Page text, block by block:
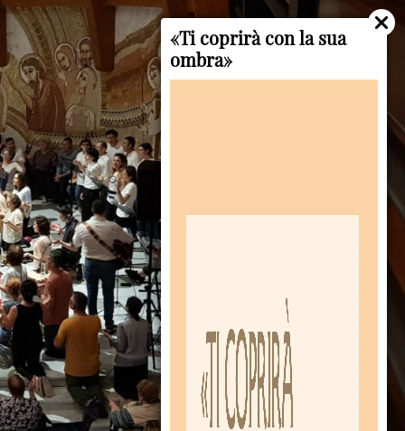
«Ti coprirà con la sua
ombra»